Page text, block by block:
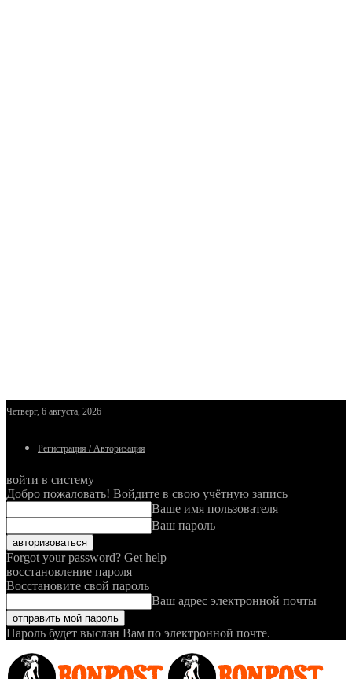
Четверг, 6 августа, 2026
Регистрация / Авторизация
войти в систему
Добро пожаловать! Войдите в свою учётную запись
Ваше имя пользователя
Ваш пароль
Forgot your password? Get help
восстановление пароля
Восстановите свой пароль
Ваш адрес электронной почты
Пароль будет выслан Вам по электронной почте.